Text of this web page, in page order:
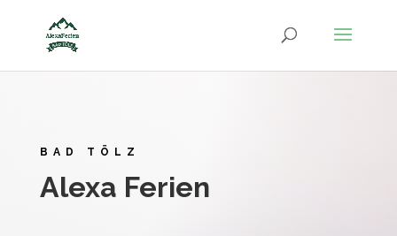
BAD TÖLZ
Alexa Ferien